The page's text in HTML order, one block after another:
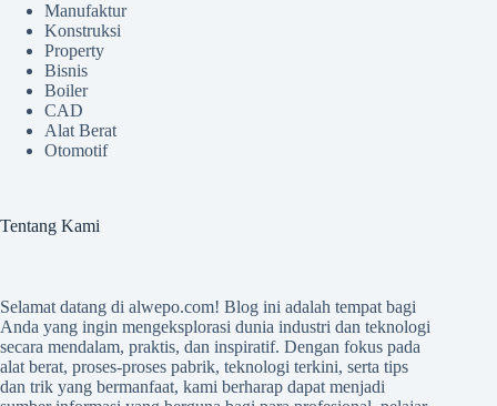
Manufaktur
Konstruksi
Property
Bisnis
Boiler
CAD
Alat Berat
Otomotif
Tentang Kami
Selamat datang di alwepo.com! Blog ini adalah tempat bagi
Anda yang ingin mengeksplorasi dunia industri dan teknologi
secara mendalam, praktis, dan inspiratif. Dengan fokus pada
alat berat, proses-proses pabrik, teknologi terkini, serta tips
dan trik yang bermanfaat, kami berharap dapat menjadi